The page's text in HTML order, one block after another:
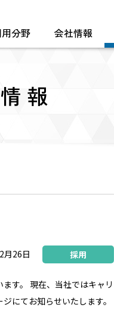
分野 会社情報
報
採用
月26日
す。 現在、当社ではキャリ
にてお知らせいたします。